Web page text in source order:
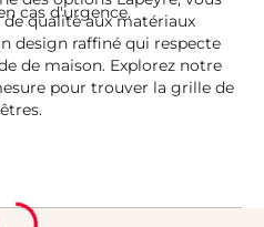
cas d'urgence.
qualité aux matériaux
design raffiné qui respecte
de maison. Explorez notre
pour trouver la grille de